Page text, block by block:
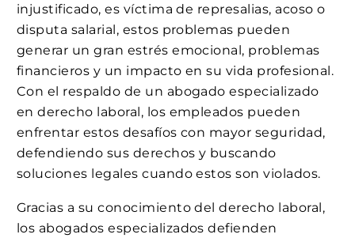
injustificado, es víctima de represalias, acoso o
disputa salarial, estos problemas pueden
generar un gran estrés emocional, problemas
financieros y un impacto en su vida profesional.
Con el respaldo de un abogado especializado
en derecho laboral, los empleados pueden
enfrentar estos desafíos con mayor seguridad,
defendiendo sus derechos y buscando
soluciones legales cuando estos son violados.
Gracias a su conocimiento del derecho laboral,
los abogados especializados defienden